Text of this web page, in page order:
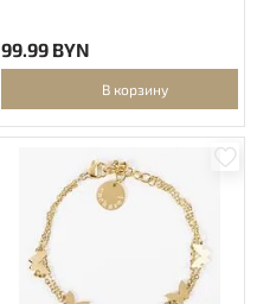
99.99 BYN
В корзину